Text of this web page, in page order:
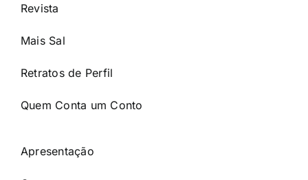
Revista
Mais Sal
Retratos de Perfil
Quem Conta um Conto
Apresentação